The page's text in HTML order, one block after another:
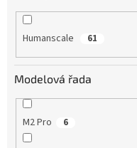
Humanscale 61
Modelová řada
M2 Pro 6